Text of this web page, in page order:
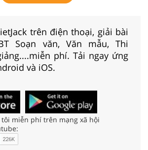
trên điện thoại, giải bài
Soạn văn, Văn mẫu, Thi
phí. Tải ngay ứng
và iOS.
miễn phí trên mạng xã hội